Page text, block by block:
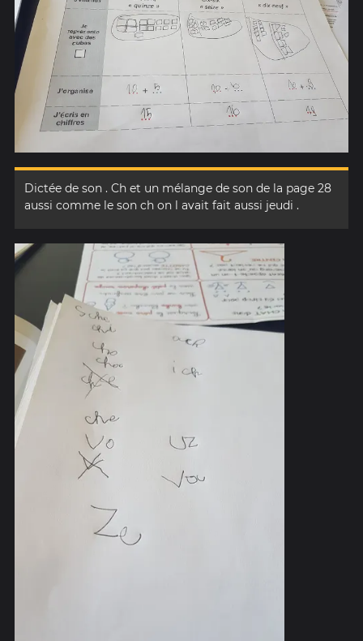
Dictée de son . Ch et un mélange de son de la page 28
aussi comme le son ch on l avait fait aussi jeudi .